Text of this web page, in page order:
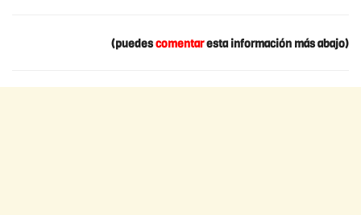
(puedescomentaresta información más abajo)